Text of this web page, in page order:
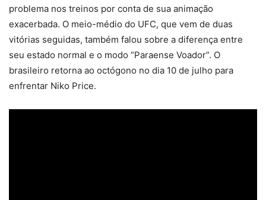
problema nos treinos por conta de sua animação
exacerbada. O meio-médio do UFC, que vem de duas
vitórias seguidas, também falou sobre a diferença entre
seu estado normal e o modo “Paraense Voador”. O
brasileiro retorna ao octógono no dia 10 de julho para
enfrentar Niko Price.